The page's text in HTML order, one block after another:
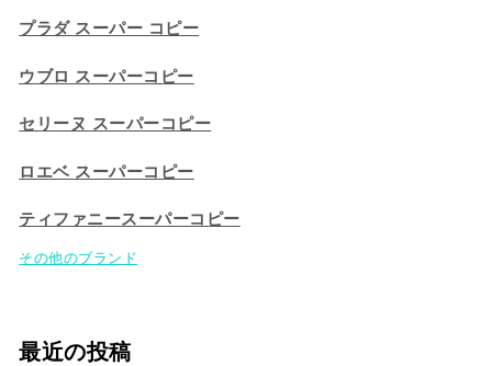
プラダ スーパー コピー
ウブロ スーパーコピー
セリーヌ スーパーコピー​
ロエベ スーパーコピー
ティファニースーパーコピー
その他のブランド
最近の投稿